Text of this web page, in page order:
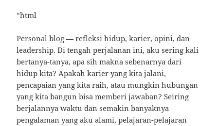
“`html
Personal blog — refleksi hidup, karier, opini, dan
leadership. Di tengah perjalanan ini, aku sering kali
bertanya-tanya, apa sih makna sebenarnya dari
hidup kita? Apakah karier yang kita jalani,
pencapaian yang kita raih, atau mungkin hubungan
yang kita bangun bisa memberi jawaban? Seiring
berjalannya waktu dan semakin banyaknya
pengalaman yang aku alami, pelajaran-pelajaran